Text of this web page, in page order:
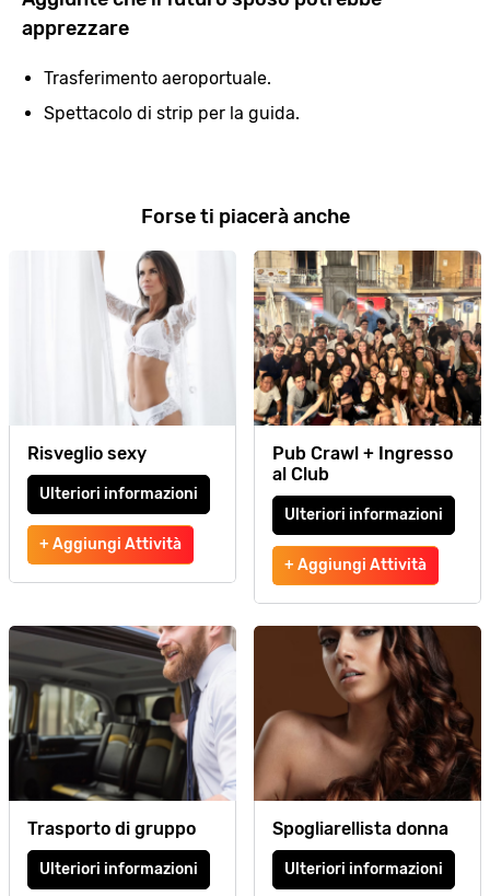
apprezzare
Trasferimento aeroportuale.
Spettacolo di strip per la guida.
Forse ti piacerà anche
Risveglio sexy
Ulteriori informazioni
+ Aggiungi Attività
Pub Crawl + Ingresso
al Club
Ulteriori informazioni
+ Aggiungi Attività
Trasporto di gruppo
Ulteriori informazioni
Spogliarellista donna
Ulteriori informazioni